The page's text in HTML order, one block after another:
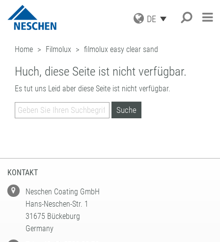
DE
PRODUKTE
DRUCKMEDIEN
SCHUTZFOLIEN
AUFZIEHFOLIEN
(LAMINATOREN)
ZUBEHÖR
INDUSTRIAL APPLICATIONS
LEISTUNGSSPEKTRUM
LOHNBESCHICHTUNGEN
FORMATBESCHICHTUNGEN
EASY DOT®
– DAS NESCHEN
ORIGINAL
GREEN GRAPHICS – PVC-FREIE
MEDIEN
SERVICE
DOWNLOADS
ICC PROFILE / PARTNER
MUSTERBESTELLUNG
AKTUELLES
NEWS
UNTERNEHMEN
EINKAUF
QUALITÄTSSICHERUNG
KARRIERE
NESCHEN WELTWEIT
Suche
Home Filmolux filmolux easy clear sand
Huch, diese Seite ist nicht verfügbar.
Es tut uns Leid aber diese Seite ist nicht verfügbar.
KONTAKT
Neschen Coating GmbH
Hans-Neschen-Str. 1
31675 Bückeburg
Germany